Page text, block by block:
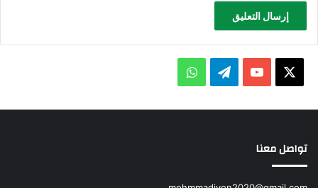
يوتيوبتيلقرامواتساب
تواصل معنا